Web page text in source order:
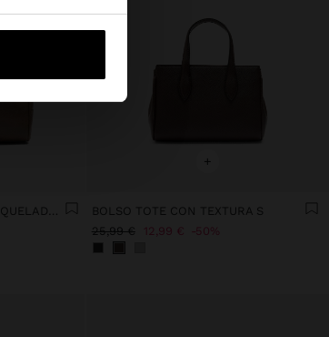
States
BOLSO TOTE EFECTO CRAQUELADO CON BANDOLERA
+
BOLSO TOTE CON TEXTURA S
25,99 € 12,99 € 50%